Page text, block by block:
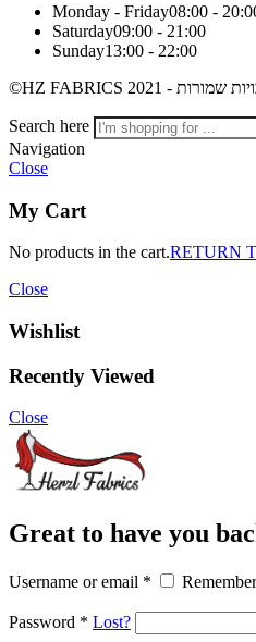
Monday - Friday08:00 -
Saturday09:00 - 21:00
Sunday13:00 - 22:00
Search here
Navigation
Close
My Cart
No products in the cart.RETURN
Close
Wishlist
Recently Viewed
Close
Great to have you
Username or email *
Password * Lost?